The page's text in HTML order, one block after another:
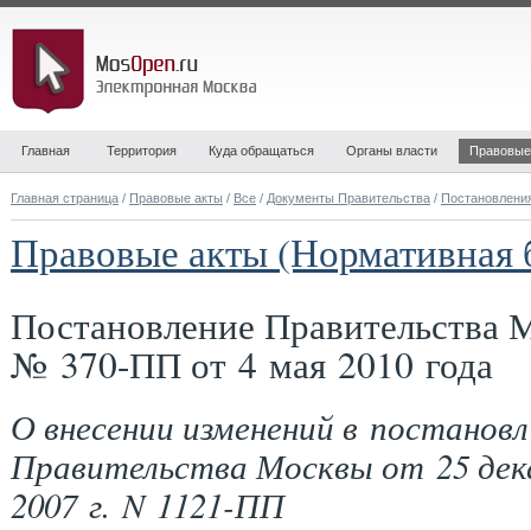
Главная Территория Куда обращаться Органы власти
Главная страница / Правовые акты / Все / Документы Правительства /
Правовые акты (Нормативная
Постановление Правительства
№ 370-ПП от 4 мая 2010 года
О внесении изменений в
Правительства Москвы от 25
2007 г. N 1121-ПП